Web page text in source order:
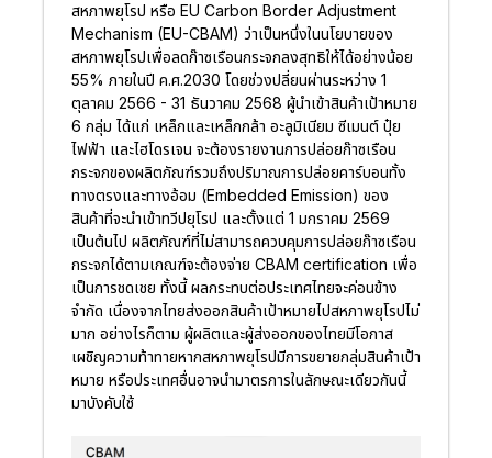
สหภาพยุโรป หรือ EU Carbon Border Adjustment
Mechanism (EU-CBAM) ว่าเป็นหนึ่งในนโยบายของ
สหภาพยุโรปเพื่อลดก๊าซเรือนกระจกลงสุทธิให้ได้อย่างน้อย
55% ภายในปี ค.ศ.2030 โดยช่วงปลี่ยนผ่านระหว่าง 1
ตุลาคม 2566 - 31 ธันวาคม 2568 ผู้นำเข้าสินค้าเป้าหมาย
6 กลุ่ม ได้แก่ เหล็กและเหล็กกล้า อะลูมิเนียม ซีเมนต์ ปุ๋ย
ไฟฟ้า และไฮโดรเจน จะต้องรายงานการปล่อยก๊าซเรือน
กระจกของผลิตภัณฑ์รวมถึงปริมาณการปล่อยคาร์บอนทั้ง
ทางตรงและทางอ้อม (Embedded Emission) ของ
สินค้าที่จะนำเข้าทวีปยุโรป และตั้งแต่ 1 มกราคม 2569
เป็นต้นไป ผลิตภัณฑ์ที่ไม่สามารถควบคุมการปล่อยก๊าซเรือน
กระจกได้ตามเกณฑ์จะต้องจ่าย CBAM certification เพื่อ
เป็นการชดเชย ทั้งนี้ ผลกระทบต่อประเทศไทยจะค่อนข้าง
จำกัด เนื่องจากไทยส่งออกสินค้าเป้าหมายไปสหภาพยุโรปไม่
มาก อย่างไรก็ตาม ผู้ผลิตและผู้ส่งออกของไทยมีโอกาส
เผชิญความท้าทายหากสหภาพยุโรปมีการขยายกลุ่มสินค้าเป้า
หมาย หรือประเทศอื่นอาจนำมาตรการในลักษณะเดียวกันนี้
มาบังคับใช้